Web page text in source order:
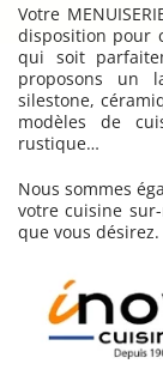
Votre
disposition pour
qui soit
proposons un
silestone,
modèles de
rustique…
Nous sommes
votre cuisine
que vous désirez.